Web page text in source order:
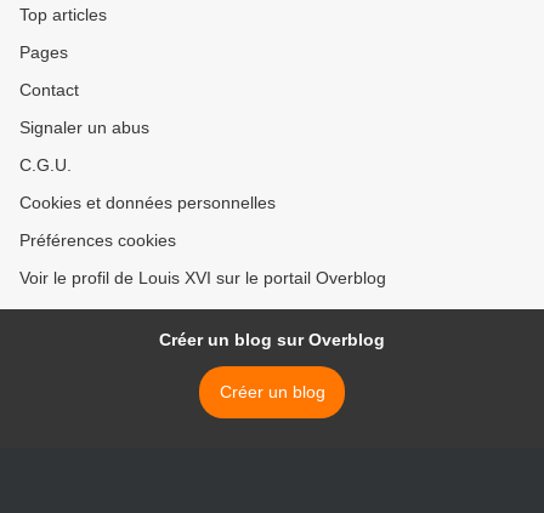
Top articles
Pages
Contact
Signaler un abus
C.G.U.
Cookies et données personnelles
Préférences cookies
Voir le profil de Louis XVI sur le portail Overblog
Créer un blog sur Overblog
Créer un blog